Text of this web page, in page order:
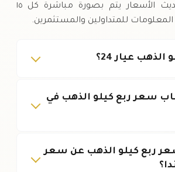
سيولة السوق.,تحديث الأسعار يتم بصورة مباشرة كل ١٥
للمتداولين والمستثمرين.
عيار 24؟
سعر ربع كيلو الذهب في
ربع كيلو الذهب عن سعر